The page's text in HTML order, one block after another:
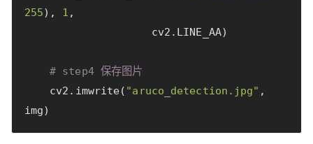
255), 1 ,
cv2 . LINE_AA)
# step4 保存图片
cv2 . imwrite( "aruco_detection.jpg" ,
img)